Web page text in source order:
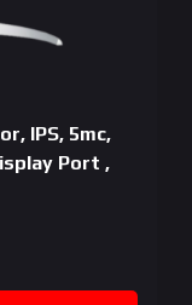
IPS, 5mc,
Port ,